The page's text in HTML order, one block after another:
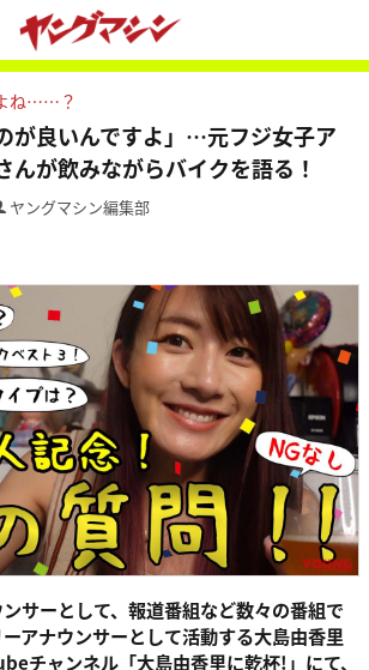
ね……？
が良いんですよ」…元フジ女子ア
んが飲みながらバイクを語る！
ヤングマシン編集部
サーとして、報道番組など数々の番組で
アナウンサーとして活動する大島由香里
チャンネル「大島由香里に乾杯!」にて、